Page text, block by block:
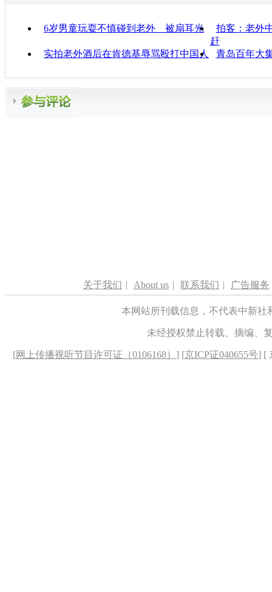
6岁男童玩耍不慎碰到老外 被扇耳光
拍客：老外
赶
实拍老外酒后在肯德基辱骂殴打中国人
青岛百年大
关于我们 | About us | 联系我们 | 广告服务
本网站所刊载信息，不代表中新
未经授权禁止转载、摘编、
[网上传播视听节目许可证（0106168） ] [京ICP证040655号] [